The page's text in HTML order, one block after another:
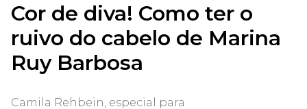
Cor de diva! Como ter o
ruivo do cabelo de Marina
Ruy Barbosa
Camila Rehbein, especial para